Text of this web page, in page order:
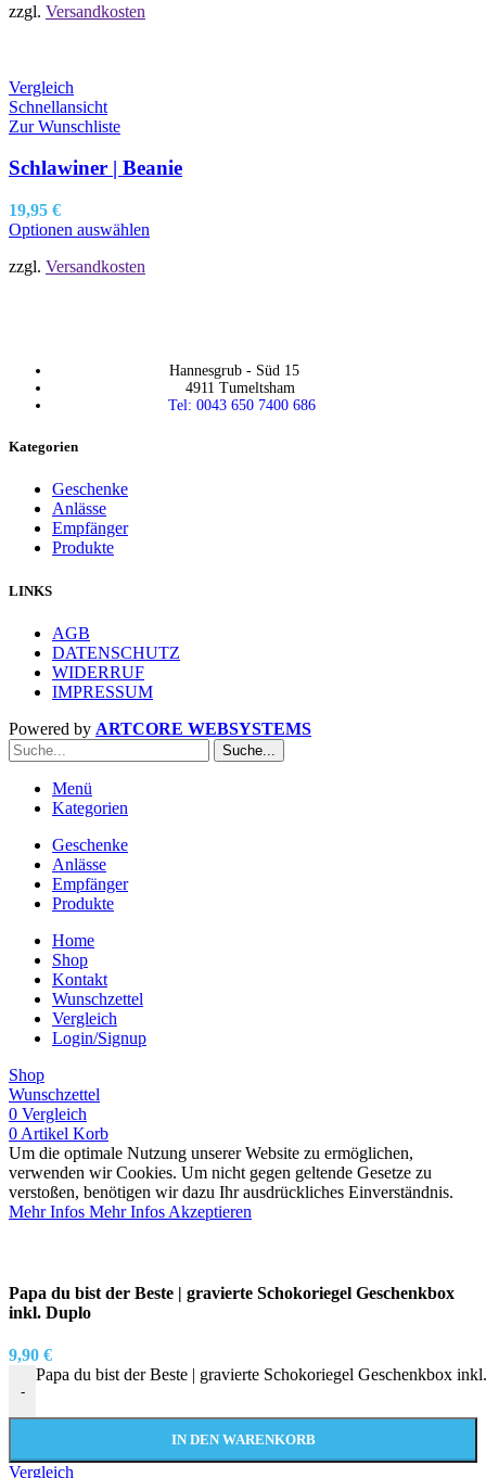
zzgl. Versandkosten
Vergleich
Schnellansicht
Zur Wunschliste
Schlawiner | Beanie
19,95 €
Optionen auswählen
zzgl. Versandkosten
Hannesgrub - Süd 15
4911 Tumeltsham
Tel: 0043 650 7400 686
Kategorien
Geschenke
Anlässe
Empfänger
Produkte
LINKS
AGB
DATENSCHUTZ
WIDERRUF
IMPRESSUM
Powered by ARTCORE WEBSYSTEMS
Suche...
Menü
Kategorien
Geschenke
Anlässe
Empfänger
Produkte
Home
Shop
Kontakt
Wunschzettel
Vergleich
Login/Signup
Shop
Wunschzettel
0 Vergleich
0 Artikel Korb
Um die optimale Nutzung unserer Website zu ermöglichen,
verwenden wir Cookies. Um nicht gegen geltende Gesetze zu
verstoßen, benötigen wir dazu Ihr ausdrückliches Einverständnis.
Mehr Infos Mehr Infos Akzeptieren
Papa du bist der Beste | gravierte Schokoriegel Geschenkbox
inkl. Duplo
9,90 €
-
Papa du bist der Beste | gravierte Schokoriegel Geschenkbox
IN DEN WARENKORB
Vergleich